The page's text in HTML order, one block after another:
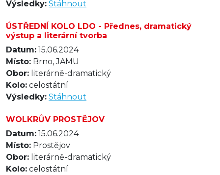
Výsledky: Stáhnout
ÚSTŘEDNÍ KOLO LDO - Přednes, dramatický
výstup a literární tvorba
Datum: 15.06.2024
Místo: Brno, JAMU
Obor: literárně-dramatický
Kolo: celostátní
Výsledky: Stáhnout
WOLKRŮV PROSTĚJOV
Datum: 15.06.2024
Místo: Prostějov
Obor: literárně-dramatický
Kolo: celostátní